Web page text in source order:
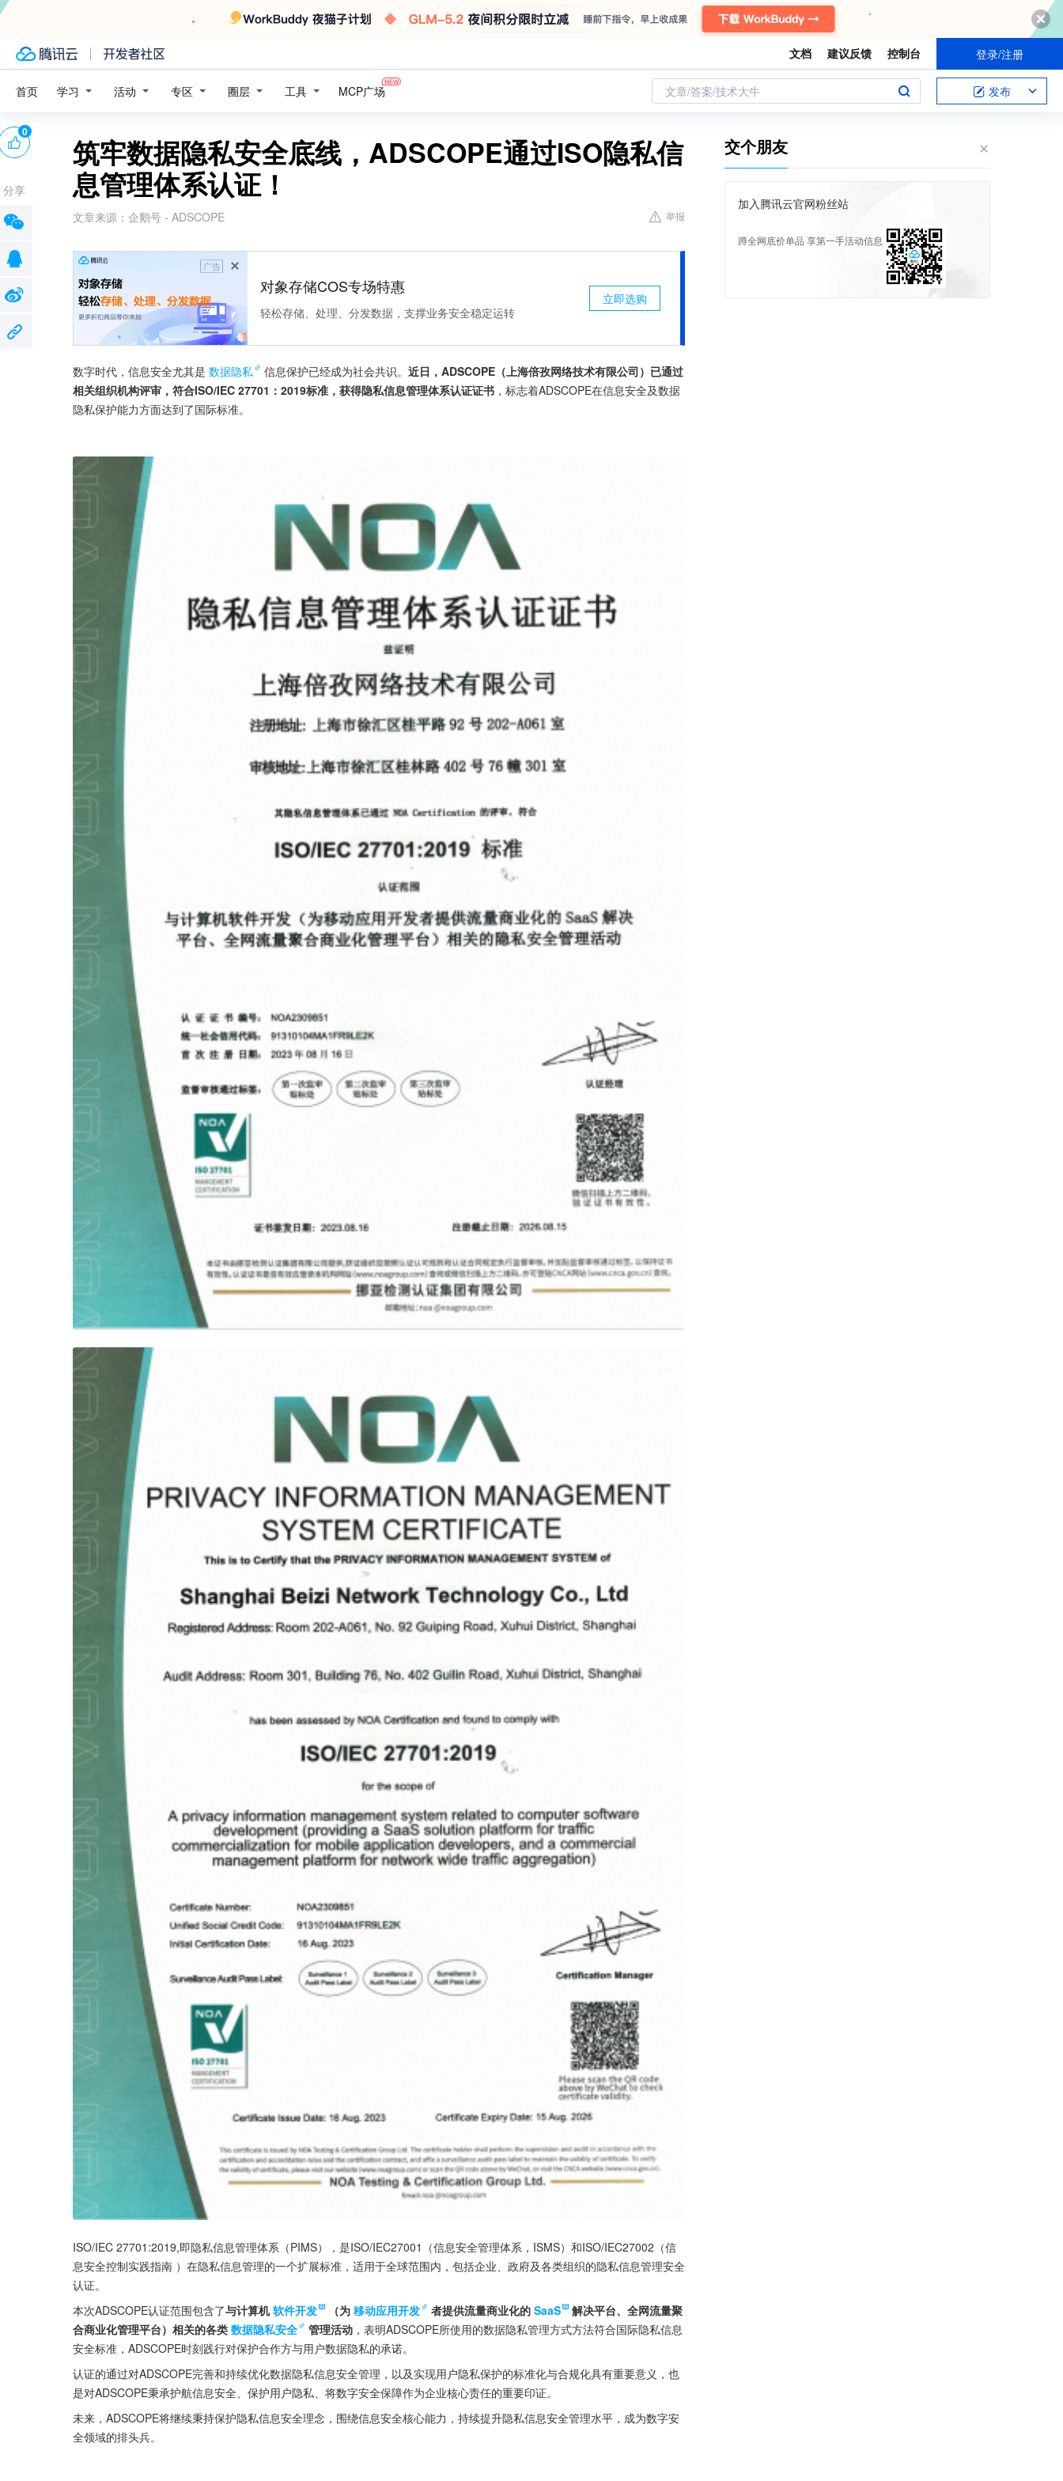
文档 建议反馈 控制台 登录/注册
首页 学习 活动 专区 圈层 工具 MCP广场 文章/答案/技术大牛 发布
筑牢数据隐私安全底线，ADSCOPE通过ISO隐私信
息管理体系认证！
文章来源： 企鹅号 - ADSCOPE 举报
广告
对象存储COS专场特惠
轻松存储、处理、分发数据，支撑业务安全稳定运转
立即选购
数字时代，信息安全尤其是 数据隐私 信息保护已经成为社会共识。 近日，ADSCOPE（上海倍孜网络技术有限公司）已通过
相关组织机构评审，符合ISO/IEC 27701：2019标准，获得隐私信息管理体系认证证书 ，标志着ADSCOPE在信息安全及数据
隐私保护能力方面达到了国际标准。
ISO/IEC 27701:2019,即隐私信息管理体系（PIMS），是ISO/IEC27001（信息安全管理体系，ISMS）和ISO/IEC27002（信
息安全控制实践指南 ）在隐私信息管理的一个扩展标准，适用于全球范围内，包括企业、政府及各类组织的隐私信息管理安全
认证。
本次ADSCOPE认证范围包含了与计算机 软件开发 （为 移动应用开发 者提供流量商业化的 SaaS
解决平台、全网流量聚
合商业化管理平台）相关的各类 数据隐私安全 管理活动 ，表明ADSCOPE所使用的数据隐私管理方式方法符合国际隐私信息
安全标准，ADSCOPE时刻践行对保护合作方与用户数据隐私的承诺。
认证的通过对ADSCOPE完善和持续优化数据隐私信息安全管理，以及实现用户隐私保护的标准化与合规化具有重要意义，也
是对ADSCOPE秉承护航信息安全、保护用户隐私、将数字安全保障作为企业核心责任的重要印证。
未来，ADSCOPE将继续秉持保护隐私信息安全理念，围绕信息安全核心能力，持续提升隐私信息安全管理水平，成为数字安
全领域的排头兵。
0
分享
交个朋友
加入腾讯云官网粉丝站
蹲全网底价单品 享第一手活动信息